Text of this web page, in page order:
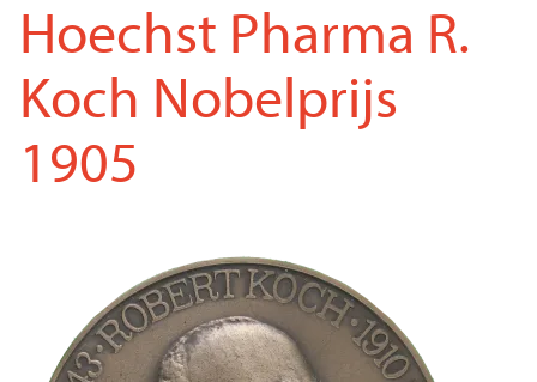
Hoechst Pharma R.
Koch Nobelprijs
1905